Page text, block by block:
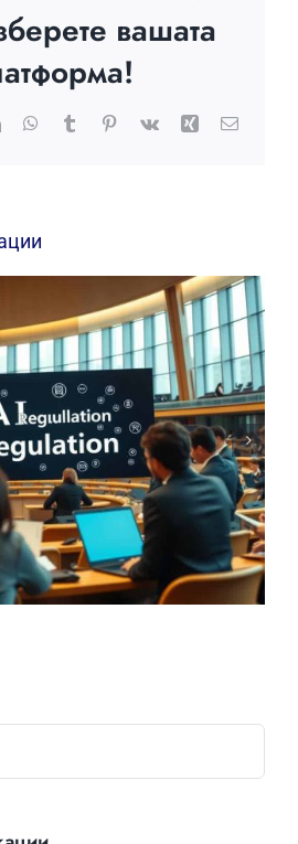
вашата
LinkedInWhatsApp
TumblrPinterest
Vk Xing